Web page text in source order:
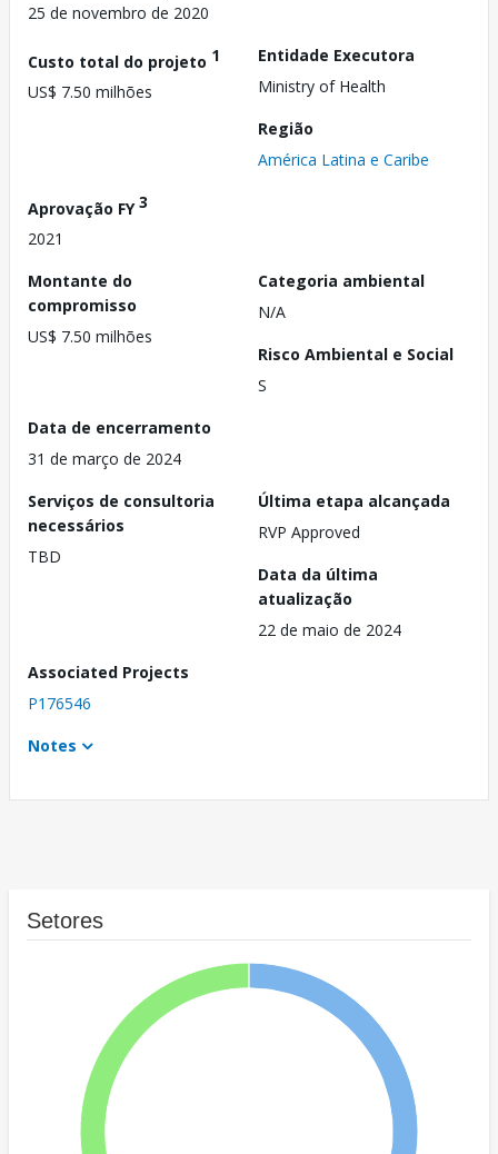
25 de novembro de 2020
Custo total do projeto 1
US$ 7.50 milhões
Entidade Executora
Ministry of Health
Região
América Latina e Caribe
Aprovação FY3
2021
Montante do
compromisso
US$ 7.50 milhões
Categoria ambiental
N/A
Risco Ambiental e Social
S
Data de encerramento
31 de março de 2024
Serviços de consultoria
necessários
TBD
Última etapa alcançada
RVP Approved
Data da última
atualização
22 de maio de 2024
Associated Projects
P176546
Notes
Setores